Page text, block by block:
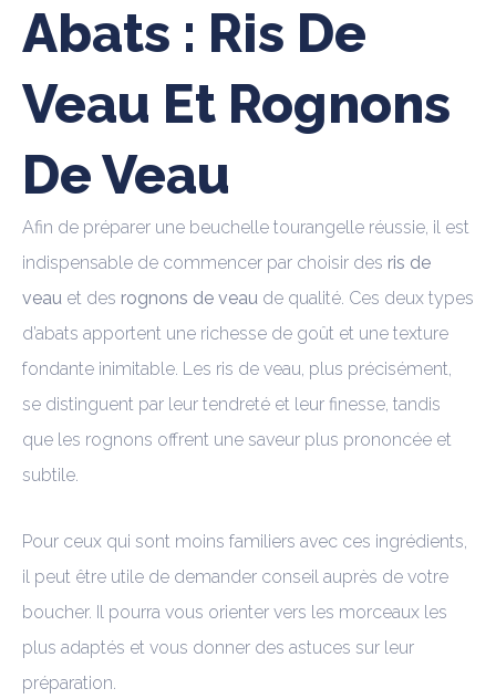
Abats : Ris De
Veau Et Rognons
De Veau
Afin de préparer une beuchelle tourangelle réussie, il est
indispensable de commencer par choisir des ris de
veau et des rognons de veau de qualité. Ces deux types
d’abats apportent une richesse de goût et une texture
fondante inimitable. Les ris de veau, plus précisément,
se distinguent par leur tendreté et leur finesse, tandis
que les rognons offrent une saveur plus prononcée et
subtile.
Pour ceux qui sont moins familiers avec ces ingrédients,
il peut être utile de demander conseil auprès de votre
boucher. Il pourra vous orienter vers les morceaux les
plus adaptés et vous donner des astuces sur leur
préparation.